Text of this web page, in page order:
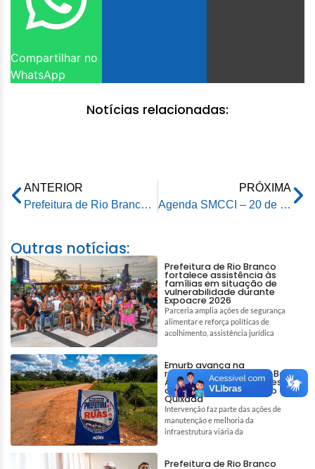
Compartilhar no
WhatsApp
Notícias relacionadas:
ANTERIOR
Prefeitura de Rio Branco realiza 3ª Corrida dos Professores em celebração ao Dia dos Mestres
PRÓXIMA
Agenda SMCCI – 20 de outubro de 2025
Outras notícias:
Prefeitura de Rio Branco
fortalece assistência às
famílias em situação de
vulnerabilidade durante
Expoacre 2026
Parceria amplia ações de segurança
alimentar e reforça políticas de
acolhimento, assistência jurídica
Emurb avança na
recuperação do Ramal Boa
Água e garante melhores
condições de acesso no
Quixadá
Intervenção faz parte das ações de
manutenção e melhoria da
infraestrutura viária da
Prefeitura de Rio Branco